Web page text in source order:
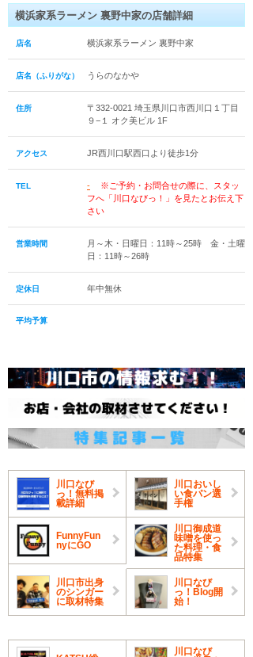
横浜家系ラーメン 裏野中家の店舗詳細
店名 横浜家系ラーメン 裏野中家
店名（ふりがな） うらのなかや
住所
〒332-0021 埼玉県川口市西川口１丁目
９−１ オク美ビル 1F
アクセス JR西川口駅西口より徒歩1分
TEL -
※ご予約・お問合せの際に、スタッ
フへ「川口なびっ！」を見たとお伝え下
さい
営業時間
月～木・日曜日：11時～25時 金・土曜
日：11時～26時
定休日 年中無休
平均予算
川口なび
っ！無料掲
載詳細
川口おいし
い食パン選
手権
FunnyFun
nyにGO
川口御成道
味噌を使っ
た料理・食
品特集
川口市出身
のシンガー
に取材特集
川口なび
っ！Blog開
始！
川口なび